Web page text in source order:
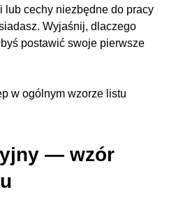
lub cechy niezbędne do pracy
Wyjaśnij, dlaczego
postawić swoje pierwsze
w ogólnym wzorze listu
— wzór